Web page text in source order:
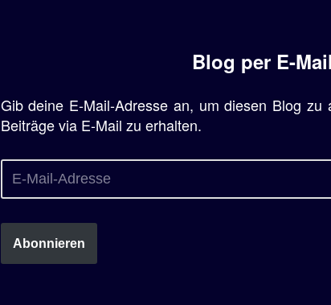
Blog per E-
Gib deine E-Mail-Adresse an, um diesen Blog
Beiträge via E-Mail zu erhalten.
Abonnieren